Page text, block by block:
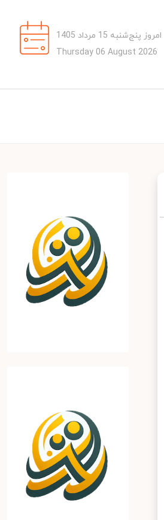
امروز پنج‌شنبه 15 مرداد 1405
Thursday 06 August 2026